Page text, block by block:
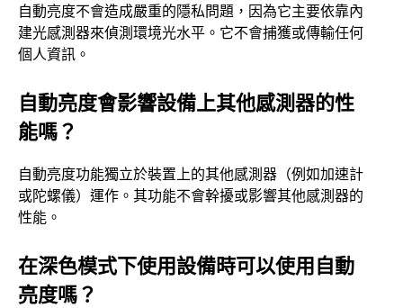
自動亮度不會造成嚴重的隱私問題，因為它主要依靠內
建光感測器來偵測環境光水平。它不會捕獲或傳輸任何
個人資訊。
自動亮度會影響設備上其他感測器的性
能嗎？
自動亮度功能獨立於裝置上的其他感測器（例如加速計
或陀螺儀）運作。其功能不會幹擾或影響其他感測器的
性能。
在深色模式下使用設備時可以使用自動
亮度嗎？